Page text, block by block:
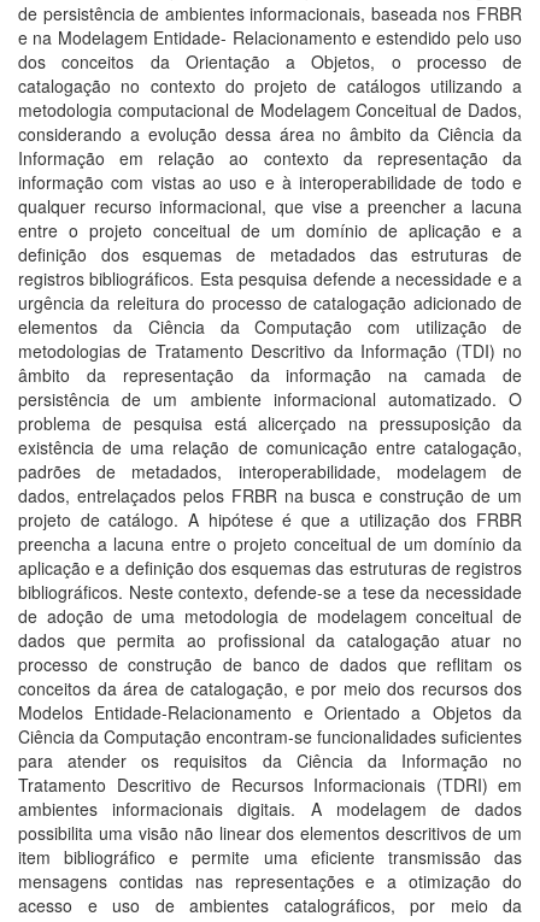
de persistência de ambientes informacionais, baseada nos FRBR
e na Modelagem Entidade- Relacionamento e estendido pelo uso
dos conceitos da Orientação a Objetos, o processo de
catalogação no contexto do projeto de catálogos utilizando a
metodologia computacional de Modelagem Conceitual de Dados,
considerando a evolução dessa área no âmbito da Ciência da
Informação em relação ao contexto da representação da
informação com vistas ao uso e à interoperabilidade de todo e
qualquer recurso informacional, que vise a preencher a lacuna
entre o projeto conceitual de um domínio de aplicação e a
definição dos esquemas de metadados das estruturas de
registros bibliográficos. Esta pesquisa defende a necessidade e a
urgência da releitura do processo de catalogação adicionado de
elementos da Ciência da Computação com utilização de
metodologias de Tratamento Descritivo da Informação (TDI) no
âmbito da representação da informação na camada de
persistência de um ambiente informacional automatizado. O
problema de pesquisa está alicerçado na pressuposição da
existência de uma relação de comunicação entre catalogação,
padrões de metadados, interoperabilidade, modelagem de
dados, entrelaçados pelos FRBR na busca e construção de um
projeto de catálogo. A hipótese é que a utilização dos FRBR
preencha a lacuna entre o projeto conceitual de um domínio da
aplicação e a definição dos esquemas das estruturas de registros
bibliográficos. Neste contexto, defende-se a tese da necessidade
de adoção de uma metodologia de modelagem conceitual de
dados que permita ao profissional da catalogação atuar no
processo de construção de banco de dados que reflitam os
conceitos da área de catalogação, e por meio dos recursos dos
Modelos Entidade-Relacionamento e Orientado a Objetos da
Ciência da Computação encontram-se funcionalidades suficientes
para atender os requisitos da Ciência da Informação no
Tratamento Descritivo de Recursos Informacionais (TDRI) em
ambientes informacionais digitais. A modelagem de dados
possibilita uma visão não linear dos elementos descritivos de um
item bibliográfico e permite uma eficiente transmissão das
mensagens contidas nas representações e a otimização do
acesso e uso de ambientes catalográficos, por meio da